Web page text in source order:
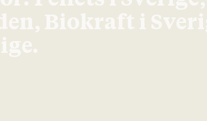
Biokraft i